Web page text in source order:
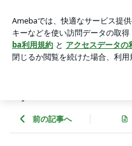
ハムを使ったお手軽おつまみ
アプリをダウンロードして ブロ
ょう。
前の記事へ